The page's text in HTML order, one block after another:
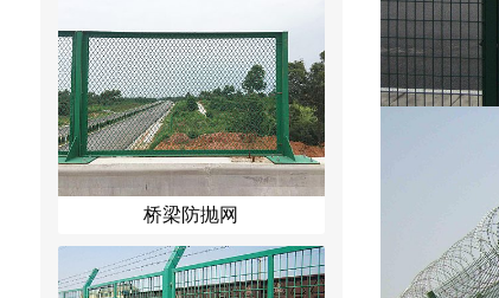
桥梁防抛网